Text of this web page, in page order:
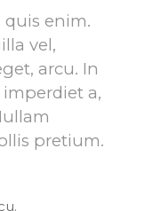
quis enim.
vel,
arcu. In
a,
pretium.